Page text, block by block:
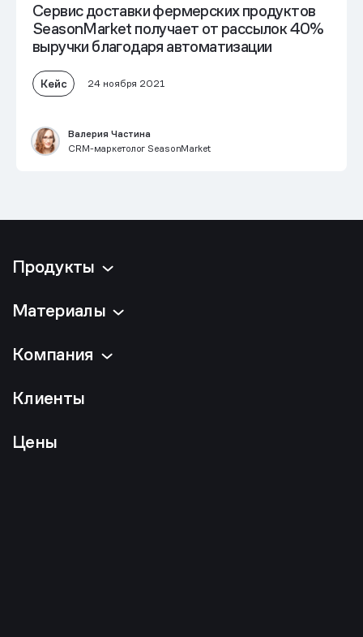
Сервис доставки фермерских продуктов
SeasonMarket получает от рассылок 40%
выручки благодаря автоматизации
Кейс 24 ноября 2021
Валерия Частина
CRM-маркетолог SeasonMarket
Продукты
Материалы
Компания
Клиенты
Цены